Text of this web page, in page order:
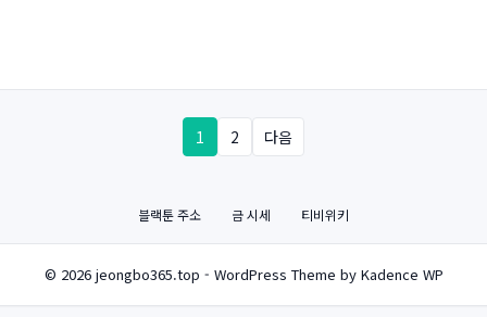
1 2 다음
블랙툰 주소 금 시세 티비위키
© 2026 jeongbo365.top - WordPress Theme by Kadence WP